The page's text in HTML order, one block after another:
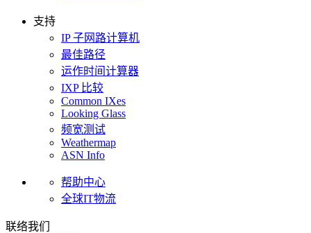
支持
IP 子网路计算机
最佳路径
运作时间计算器
IXP 比较
Common IXes
Looking Glass
频宽测试
Weathermap
ASN Info
帮助中心
全球IT物流
联络我们